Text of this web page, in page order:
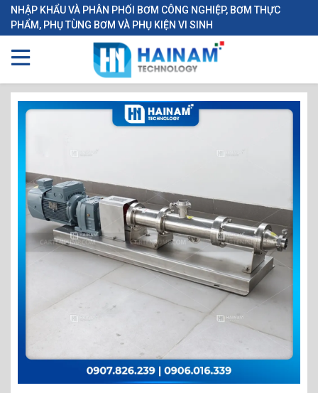
NHẬP KHẨU VÀ PHÂN PHỐI BƠM CÔNG NGHIỆP, BƠM THỰC
PHẨM, PHỤ TÙNG BƠM VÀ PHỤ KIỆN VI SINH